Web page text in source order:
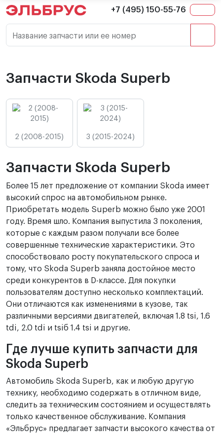
+7 (495) 150-55-76
Название запчасти или ее номер
Запчасти Skoda Superb
2 (2008-2015) 3 (2015-2024)
Запчасти Skoda Superb
Более 15 лет предложение от компании Skoda имеет
высокий спрос на автомобильном рынке.
Приобретать модель Superb можно было уже 2001
году. Время шло. Компания выпустила 3 поколения,
которые с каждым разом получали все более
совершенные технические характеристики. Это
способствовало росту покупательского спроса и
тому, что Skoda Superb заняла достойное место
среди конкурентов в D-классе. Для покупки
пользователям доступно несколько комплектаций.
Они отличаются как изменениями в кузове, так
различными версиями двигателей, включая 1.8 tsi, 1.6
tdi, 2.0 tdi и tsiб 1.4 tsi и другие.
Где лучше купить запчасти для
Skoda Superb
Автомобиль Skoda Superb, как и любую другую
технику, необходимо содержать в отличном виде,
следить за техническим состоянием и осуществлять
только качественное обслуживание. Компания
«Эльбрус» предлагает запчасти высокого качества от